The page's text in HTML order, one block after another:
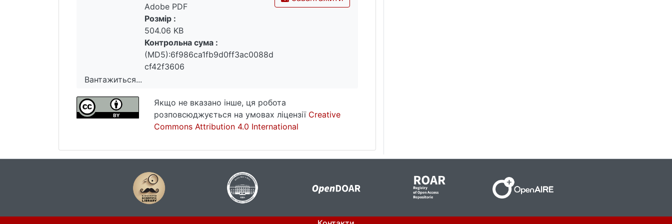
Вантажиться...
Вантажиться...
Adobe PDF
Розмір :
504.06 KB
Контрольна сума :
(MD5):6f986ca1fb9d0ff3ac0088d
cf42f3606
Якщо не вказано інше, ця робота
розповсюджується на умовах ліцензії Creative
Commons Attribution 4.0 International